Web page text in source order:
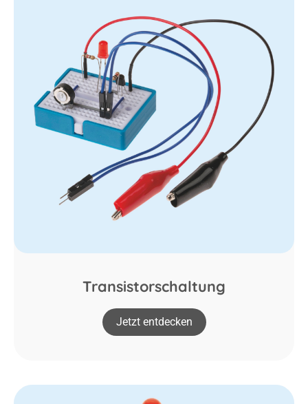
Transistorschaltung
Jetzt entdecken